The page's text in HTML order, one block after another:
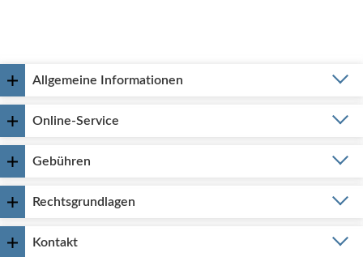
Allgemeine Informationen
Online-Service
Gebühren
Rechtsgrundlagen
Kontakt